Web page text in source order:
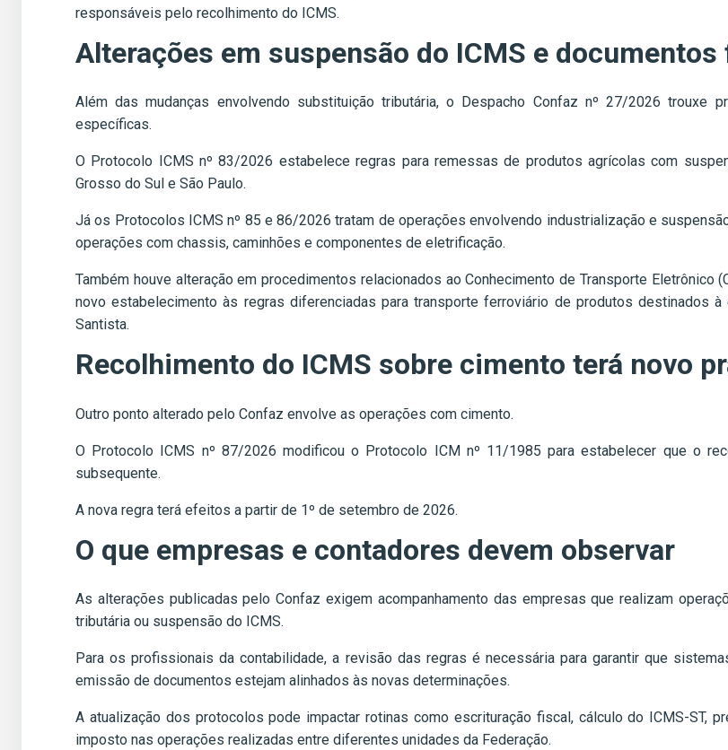
responsáveis pelo recolhimento do ICMS.
Alterações em suspensão do ICMS e
Além das mudanças envolvendo substituição tributária, o Despacho Confaz nº 27/2026 trouxe
específicas.
O Protocolo ICMS nº 83/2026 estabelece regras para remessas de produtos agrícolas com
Grosso do Sul e São Paulo.
Já os Protocolos ICMS nº 85 e 86/2026 tratam de operações envolvendo industrialização e
operações com chassis, caminhões e componentes de eletrificação.
Também houve alteração em procedimentos relacionados ao Conhecimento de Transporte
novo estabelecimento às regras diferenciadas para transporte ferroviário de produtos destinados
Santista.
Recolhimento do ICMS sobre cimento terá novo
Outro ponto alterado pelo Confaz envolve as operações com cimento.
O Protocolo ICMS nº 87/2026 modificou o Protocolo ICM nº 11/1985 para estabelecer que o
subsequente.
A nova regra terá efeitos a partir de 1º de setembro de 2026.
O que empresas e contadores devem observar
As alterações publicadas pelo Confaz exigem acompanhamento das empresas que realizam
tributária ou suspensão do ICMS.
Para os profissionais da contabilidade, a revisão das regras é necessária para garantir que
emissão de documentos estejam alinhados às novas determinações.
A atualização dos protocolos pode impactar rotinas como escrituração fiscal, cálculo do ICMS-ST,
imposto nas operações realizadas entre diferentes unidades da Federação.